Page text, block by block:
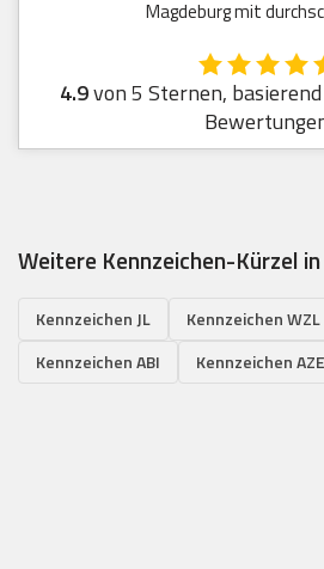
Magdeburg mit
4.9von 5 Sternen,
Weitere Kennzeichen-Kürzel
Kennzeichen JL Kennzeichen WZL
Kennzeichen ABI
Kennzeichen AZE